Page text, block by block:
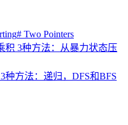
# Two Pointers
积 3种方法：从暴力状态压
种方法：递归，DFS和BFS